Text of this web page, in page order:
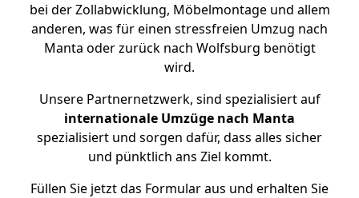
bei der Zollabwicklung, Möbelmontage und allem
anderen, was für einen stressfreien Umzug nach
Manta oder zurück nach Wolfsburg benötigt
wird.
Unsere Partnernetzwerk, sind spezialisiert auf
internationale Umzüge nach Manta
spezialisiert und sorgen dafür, dass alles sicher
und pünktlich ans Ziel kommt.
Füllen Sie jetzt das Formular aus und erhalten Sie